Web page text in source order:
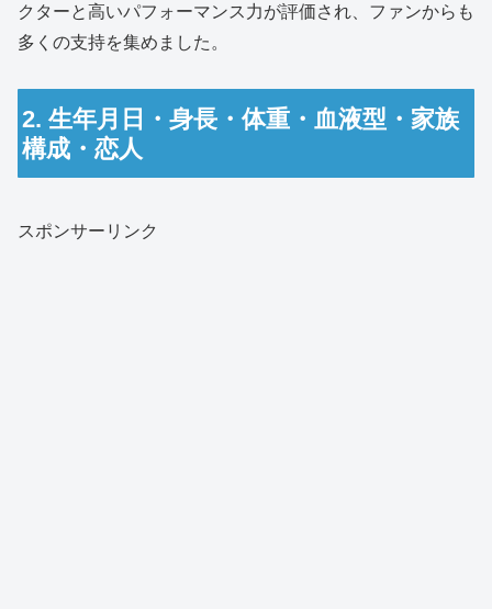
クターと高いパフォーマンス力が評価され、ファンからも
多くの支持を集めました。
2. 生年月日・身長・体重・血液型・家族
構成・恋人
スポンサーリンク